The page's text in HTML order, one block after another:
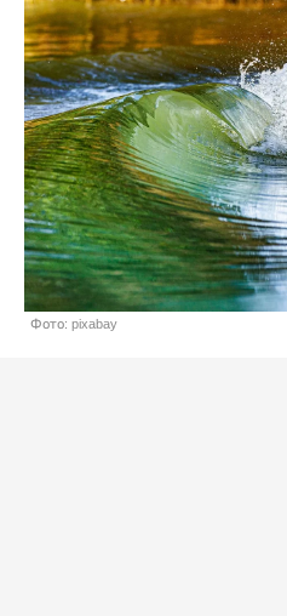
Фото: pixabay